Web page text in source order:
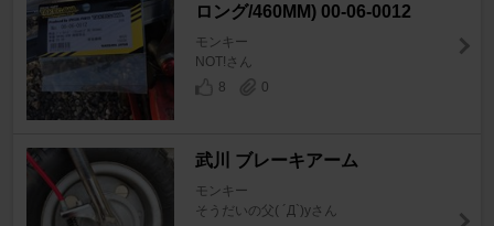
ロング/460MM) 00-06-0012
モンキー
NOT!さん
8
0
武川 ブレーキアーム
モンキー
そうだいの父( ´Д`)yさん